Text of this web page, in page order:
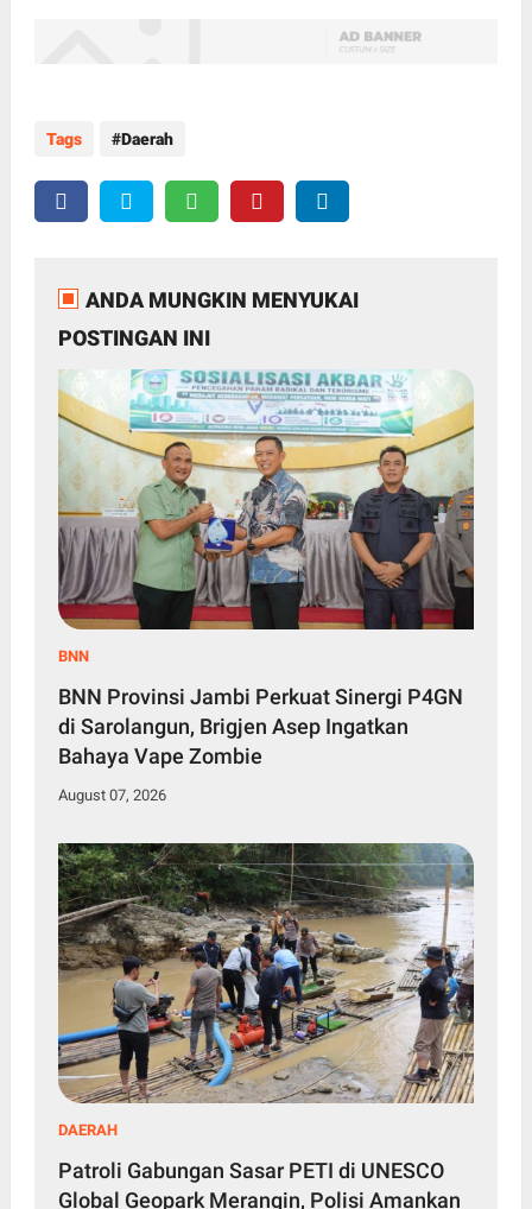
Tags Daerah
ANDA MUNGKIN MENYUKAI
POSTINGAN INI
BNN
BNN Provinsi Jambi Perkuat Sinergi P4GN
di Sarolangun, Brigjen Asep Ingatkan
Bahaya Vape Zombie
August 07, 2026
DAERAH
Patroli Gabungan Sasar PETI di UNESCO
Global Geopark Merangin, Polisi Amankan